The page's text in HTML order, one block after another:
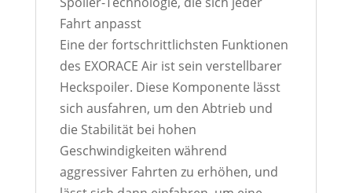
Fahrt anpasst
Eine der fortschrittlichsten Funktionen
des EXORACE Air ist sein verstellbarer
Heckspoiler. Diese Komponente lässt
sich ausfahren, um den Abtrieb und
die Stabilität bei hohen
Geschwindigkeiten während
aggressiver Fahrten zu erhöhen, und